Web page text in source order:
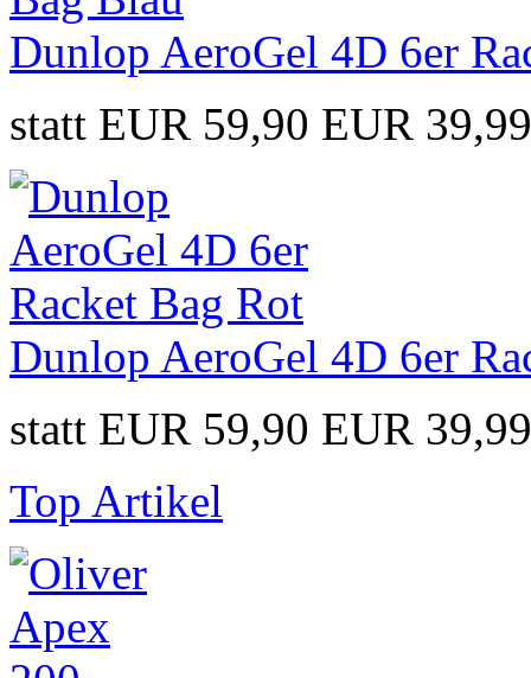
Dunlop AeroGel 4D 6er
statt EUR 59,90 EUR
Dunlop AeroGel 4D 6er
statt EUR 59,90 EUR
Top Artikel